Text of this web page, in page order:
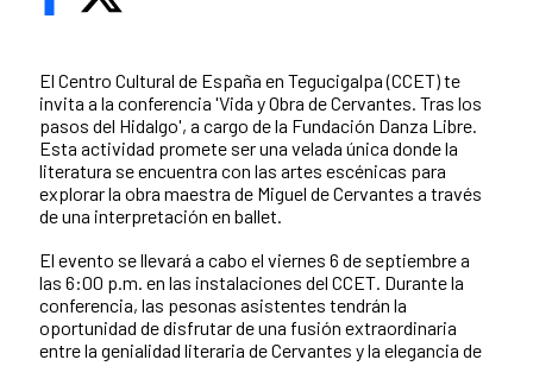
El Centro Cultural de España en Tegucigalpa (CCET) te
invita a la conferencia 'Vida y Obra de Cervantes. Tras los
pasos del Hidalgo', a cargo de la Fundación Danza Libre.
Esta actividad promete ser una velada única donde la
literatura se encuentra con las artes escénicas para
explorar la obra maestra de Miguel de Cervantes a través
de una interpretación en ballet.
El evento se llevará a cabo el viernes 6 de septiembre a
las 6:00 p.m. en las instalaciones del CCET. Durante la
conferencia, las pesonas asistentes tendrán la
oportunidad de disfrutar de una fusión extraordinaria
entre la genialidad literaria de Cervantes y la elegancia de